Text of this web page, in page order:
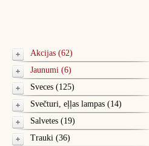
Akcijas (62)
Jaunumi (6)
Sveces (125)
Svečturi, eļļas lampas (14)
Salvetes (19)
Trauki (36)